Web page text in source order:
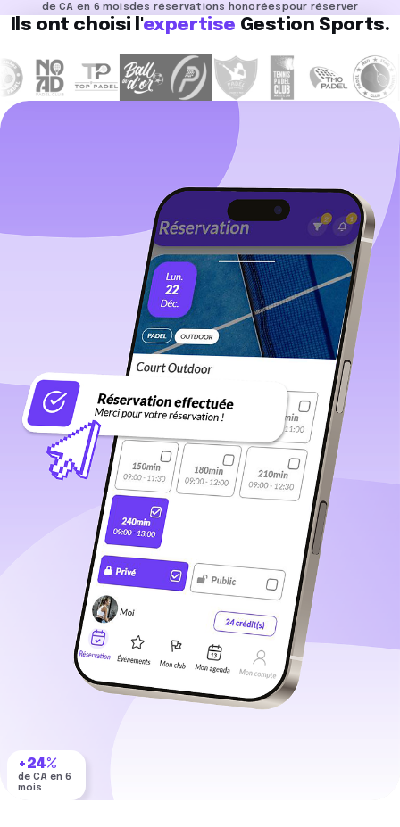
de CA en 6 moisdes réservations honoréespour réserver
Ils ont choisi l'expertise Gestion Sports.
+24%
de CA en 6
mois